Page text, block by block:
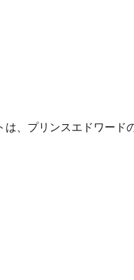
は、プリンスエドワード